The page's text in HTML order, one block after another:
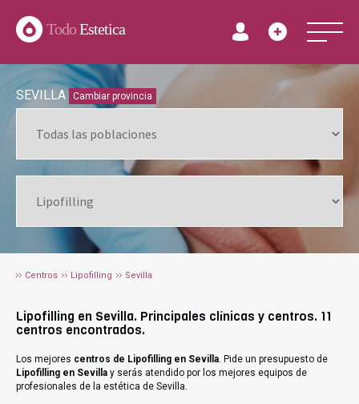
TodoEstetica
SEVILLA Cambiar provincia
Centros Lipofilling Sevilla
Lipofilling en Sevilla. Principales clínicas y centros. 11
centros encontrados.
Los mejores centros de Lipofilling en Sevilla. Pide un presupuesto de
Lipofilling en Sevilla y serás atendido por los mejores equipos de
profesionales de la estética de Sevilla.